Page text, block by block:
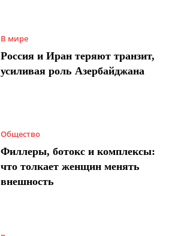
В мире
Россия и Иран теряют транзит,
усиливая роль Азербайджана
Общество
Филлеры, ботокс и комплексы:
что толкает женщин менять
внешность